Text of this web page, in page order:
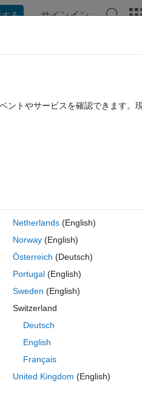
する サインイン
0 投票
-64.0525; -62.6163];
トやサービスを確認できます。
Netherlands(English)
Norway(English)
Österreich (Deutsch)
Portugal(English)
Sweden (English)
Switzerland
Deutsch
English
Français
United Kingdom (English)